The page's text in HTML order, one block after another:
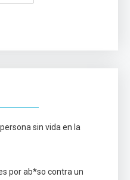
sin vida en la
por ab*so contra un